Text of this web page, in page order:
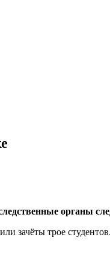
органы
зачёты трое студентов.